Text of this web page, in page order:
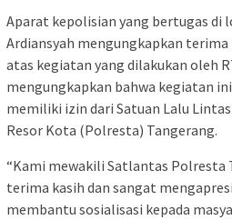
Aparat kepolisian yang bertugas di
Ardiansyah mengungkapkan terima
atas kegiatan yang dilakukan oleh
mengungkapkan bahwa kegiatan
memiliki izin dari Satuan Lalu
Resor Kota (Polresta) Tangerang.
“Kami mewakili Satlantas Polresta
terima kasih dan sangat
membantu sosialisasi kepada